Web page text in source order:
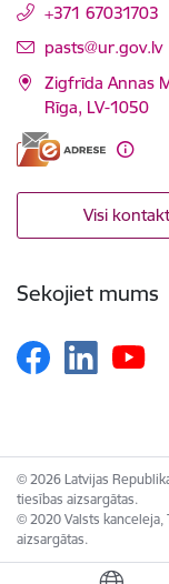
+371 67031703
E-pasts:
pasts@ur.gov.lv
Zigfrīda Annas
Rīga, LV-1050
Visi
Sekojiet mums
© 2026 Latvijas
tiesības aizsargātas.
© 2020 Valsts
aizsargātas.